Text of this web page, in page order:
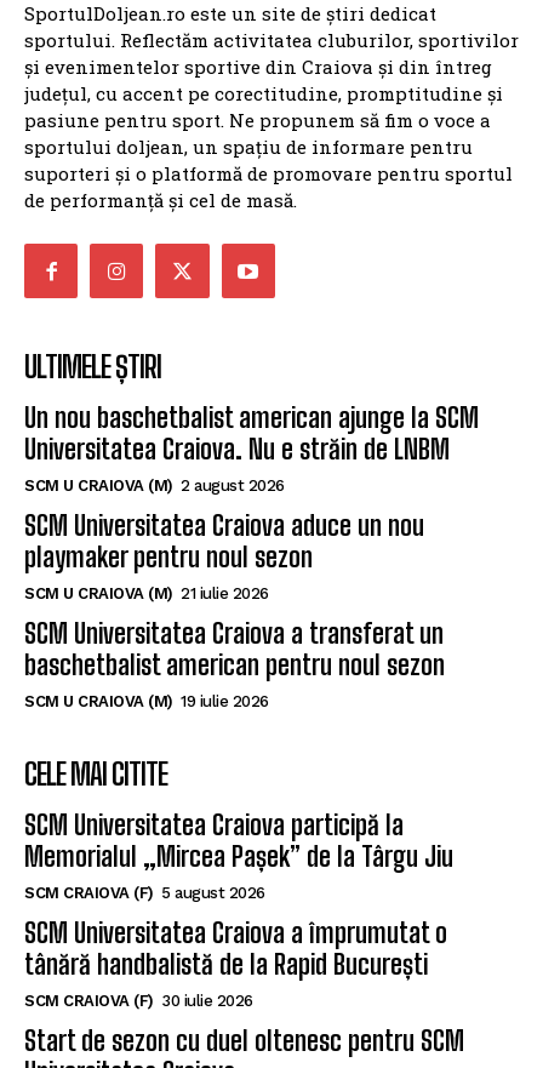
SportulDoljean.ro este un site de știri dedicat
sportului. Reflectăm activitatea cluburilor, sportivilor
și evenimentelor sportive din Craiova și din întreg
județul, cu accent pe corectitudine, promptitudine și
pasiune pentru sport. Ne propunem să fim o voce a
sportului doljean, un spațiu de informare pentru
suporteri și o platformă de promovare pentru sportul
de performanță și cel de masă.
ULTIMELE ȘTIRI
Un nou baschetbalist american ajunge la SCM
Universitatea Craiova. Nu e străin de LNBM
SCM U CRAIOVA (M) 2 august 2026
SCM Universitatea Craiova aduce un nou
playmaker pentru noul sezon
SCM U CRAIOVA (M) 21 iulie 2026
SCM Universitatea Craiova a transferat un
baschetbalist american pentru noul sezon
SCM U CRAIOVA (M) 19 iulie 2026
CELE MAI CITITE
SCM Universitatea Craiova participă la
Memorialul „Mircea Pașek” de la Târgu Jiu
SCM CRAIOVA (F) 5 august 2026
SCM Universitatea Craiova a împrumutat o
tânără handbalistă de la Rapid București
SCM CRAIOVA (F) 30 iulie 2026
Start de sezon cu duel oltenesc pentru SCM